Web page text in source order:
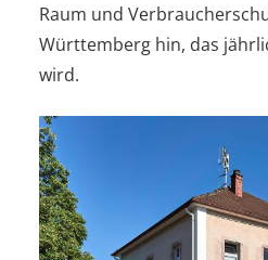
Raum und
Württemberg hin, das
wird.